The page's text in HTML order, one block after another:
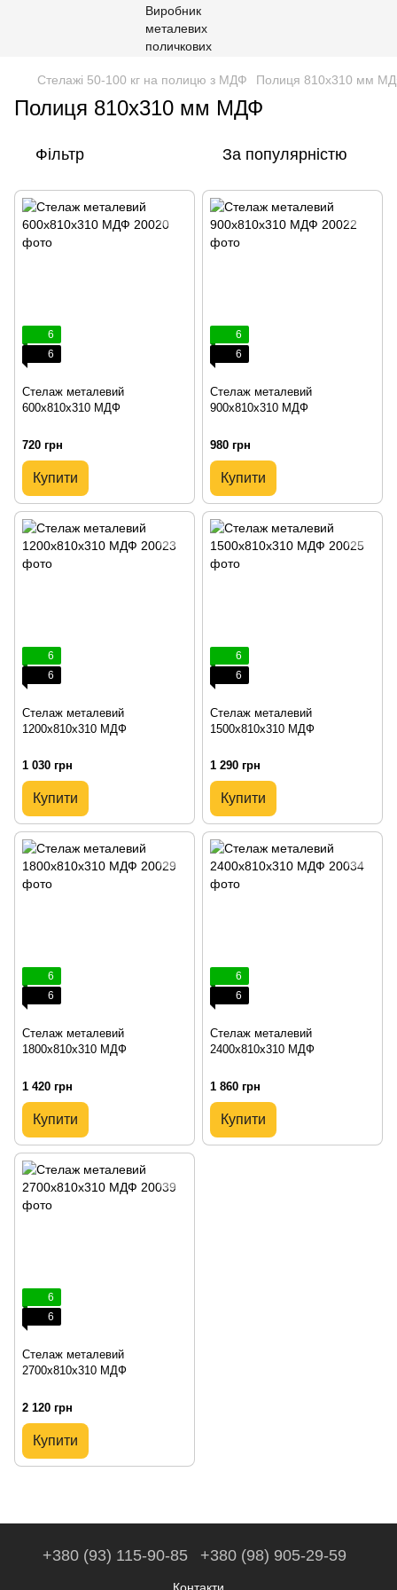
Стелажі 50-100 кг на полицю з МДФ Полиця 810х310 мм
Полиця 810х310 мм МДФ
Фільтр За популярністю
6
6
Стелаж металевий
600х810х310 МДФ
720 грн
Купити
6
6
Стелаж металевий
900х810х310 МДФ
980 грн
Купити
6
6
Стелаж металевий
1200х810х310 МДФ
1 030 грн
Купити
6
6
Стелаж металевий
1500х810х310 МДФ
1 290 грн
Купити
6
6
Стелаж металевий
1800х810х310 МДФ
1 420 грн
Купити
6
6
Стелаж металевий
2400х810х310 МДФ
1 860 грн
Купити
6
6
Стелаж металевий
2700х810х310 МДФ
2 120 грн
Купити
+380 (93) 115-90-85 +380 (98) 905-29-59